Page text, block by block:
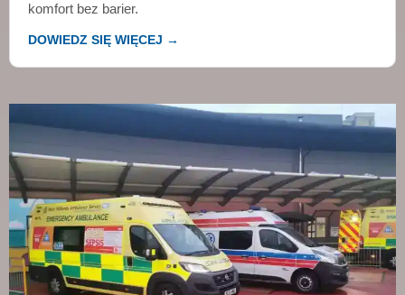
komfort bez barier.
DOWIEDZ SIĘ WIĘCEJ →